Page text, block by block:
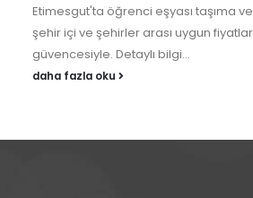
Etimesgut'ta öğrenci eşyası taşıma
şehir içi ve şehirler arası uygun
güvencesiyle. Detaylı bilgi...
daha fazla oku